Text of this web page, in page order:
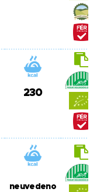
230
neuvedeno